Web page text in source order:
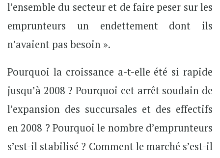
l’ensemble du secteur et de faire peser sur les
emprunteurs un endettement dont ils
n’avaient pas besoin ».
Pourquoi la croissance a-t-elle été si rapide
jusqu’à 2008 ? Pourquoi cet arrêt soudain de
l’expansion des succursales et des effectifs
en 2008 ? Pourquoi le nombre d’emprunteurs
s’est-il stabilisé ? Comment le marché s’est-il